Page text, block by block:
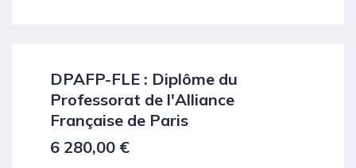
DPAFP-FLE : Diplôme du
Professorat de l'Alliance
Française de Paris
6 280,00 €